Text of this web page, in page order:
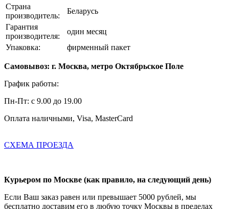
Страна
производитель:
Беларусь
Гарантия
производителя:
один месяц
Упаковка:
фирменный пакет
Самовывоз: г. Москва, метро Октябрьское Поле
График работы:
Пн-Пт: с 9.00 до 19.00
Оплата наличными, Visa, MasterCard
СХЕМА ПРОЕЗДА
Курьером по Москве (как правило, на следующий день)
Если Ваш заказ равен или превышает 5000 рублей, мы
бесплатно доставим его в любую точку Москвы в пределах